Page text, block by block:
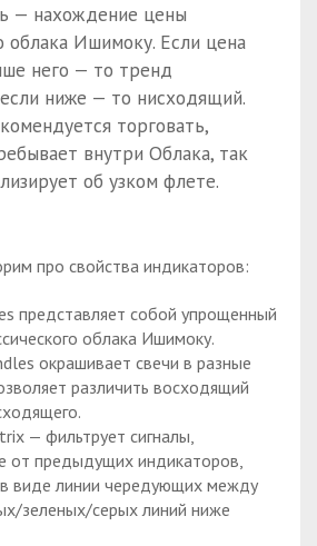
— нахождение цены
облака Ишимоку. Если цена
него — то тренд
ниже — то нисходящий.
торговать,
внутри Облака, так
об узком флете.
про свойства индикаторов:
представляет собой упрощенный
облака Ишимоку.
окрашивает свечи в разные
различить восходящий
— фильтрует сигналы,
от предыдущих индикаторов,
виде линии чередующих между
зеленых/серых линий ниже